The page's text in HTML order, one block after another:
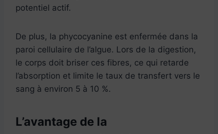
potentiel actif.
De plus, la phycocyanine est enfermée dans la
paroi cellulaire de l’algue. Lors de la digestion,
le corps doit briser ces fibres, ce qui retarde
l’absorption et limite le taux de transfert vers le
sang à environ 5 à 10 %.
L’avantage de la